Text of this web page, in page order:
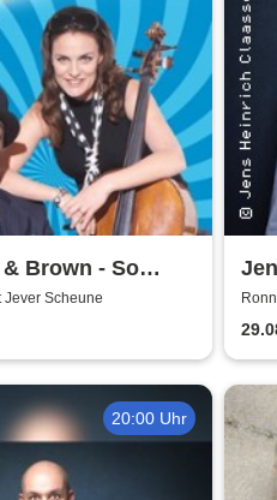
Brown - So
Jever Scheune
20:00 Uhr